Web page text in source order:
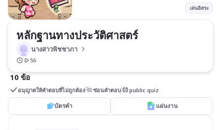
เล่นอิสระ
หลักฐานทางประวัติศาสตร์
นางสาวพิชชาภา
56
10 ข้อ
อนุญาตให้คำตอบที่ไม่ถูกต้อง ซ่อนคำตอบ public quiz
บัตรคำ แผ่นงาน